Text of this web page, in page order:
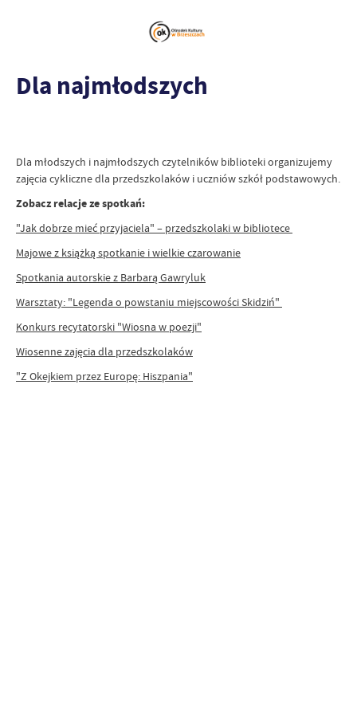
Dla najmłodszych
Dla młodszych i najmłodszych czytelników biblioteki organizujemy
zajęcia cykliczne dla przedszkolaków i uczniów szkół podstawowych.
Zobacz relacje ze spotkań:
"Jak dobrze mieć przyjaciela" – przedszkolaki w bibliotece
Majowe z książką spotkanie i wielkie czarowanie
Spotkania autorskie z Barbarą Gawryluk
Warsztaty: "Legenda o powstaniu miejscowości Skidziń"
Konkurs recytatorski "Wiosna w poezji"
Wiosenne zajęcia dla przedszkolaków
"Z Okejkiem przez Europę: Hiszpania"